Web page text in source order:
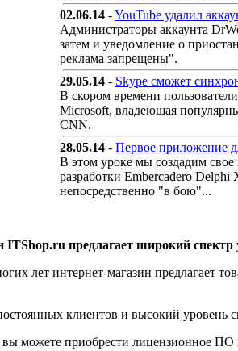
02.06.14 -YouTube удалил
Администраторы аккаунта
затем и уведомление о
реклама запрещены".
29.05.14 - Skype сможет
В скором времени
Microsoft, владеющая
CNN.
28.05.14 - Первое приложение
В этом уроке мы создадим свое
разработки Embercadero Delphi
непосредственно "в бою"...
ITShop.ru предлагает широкий
лет интернет-магазин предлагает
клиентов и высокий уровень
можете приобрести лицензионное